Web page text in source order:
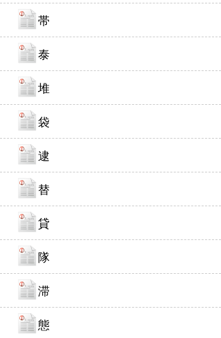
帯
泰
堆
袋
逮
替
貸
隊
滞
態